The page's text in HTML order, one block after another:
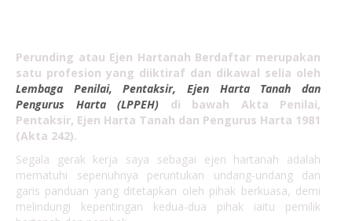
Perunding atau Ejen Hartanah Berdaftar merupakan
satu profesion yang diiktiraf dan dikawal selia oleh
Lembaga Penilai, Pentaksir, Ejen Harta Tanah dan
Pengurus Harta (LPPEH) di bawah Akta Penilai,
Pentaksir, Ejen Harta Tanah dan Pengurus Harta 1981
(Akta 242).
Segala gerak kerja saya sebagai ejen hartanah adalah
mematuhi sepenuhnya peruntukan undang-undang dan
garis panduan yang ditetapkan oleh pihak berkuasa, demi
melindungi kepentingan kedua-dua pihak iaitu pemilik